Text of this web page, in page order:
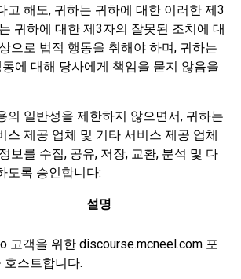
고 해도, 귀하는 귀하에 대한 이러한 제3
귀하에 대한 제3자의 잘못된 조치에 대
으로 법적 행동을 취해야 하며, 귀하는
에 대해 당사에게 책임을 묻지 않음을
의 일반성을 제한하지 않으면서, 귀하는
스 제공 업체 및 기타 서비스 제공 업체
보를 수집, 공유, 저장, 교환, 분석 및 다
도록 승인합니다:
설명
고객을 위한 discourse.mcneel.com 포
호스트합니다.